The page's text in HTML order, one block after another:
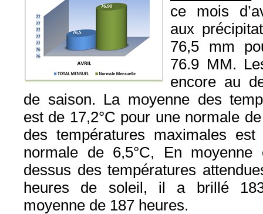
ce mois
aux
76,5 mm
76.9 MM.
encore au
de saison. La moyenne des
est de 17,2°C pour une normale
des températures maximales
normale de 6,5°C, En moyenne
dessus des températures
heures de soleil, il a brillé
moyenne de 187 heures.